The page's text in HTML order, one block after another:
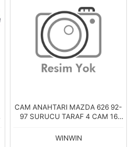
CAM ANAHTARI MAZDA 626 92-
97 SURUCU TARAF 4 CAM 16
WINWIN